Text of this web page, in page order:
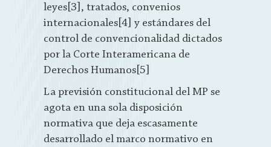
leyes[3], tratados, convenios
internacionales[4] y estándares del
control de convencionalidad dictados
por la Corte Interamericana de
Derechos Humanos[5]
La previsión constitucional del MP se
agota en una sola disposición
normativa que deja escasamente
desarrollado el marco normativo en